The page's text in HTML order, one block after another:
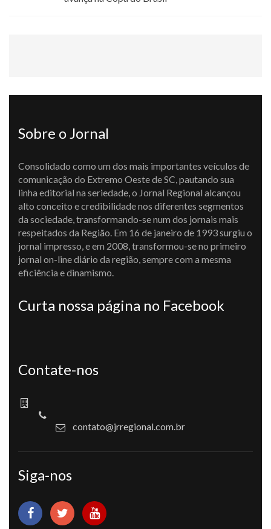
Sobre o Jornal
Consolidado como um dos mais importantes veículos de
comunicação do Extremo Oeste de SC, pautando sua
linha editorial na seriedade, o Jornal Regional alcançou
alto conceito e credibilidade nos diferentes segmentos
da sociedade, transformando-se num dos jornais mais
respeitados da Região. Em 16 de janeiro de 1993 surgiu o
jornal impresso, e em 2008, transformou-se no primeiro
jornal on-line diário da região, sempre com a mesma
eficiência e dinamismo.
Curta nossa página no Facebook
Contate-nos
contato@jrregional.com.br
Siga-nos